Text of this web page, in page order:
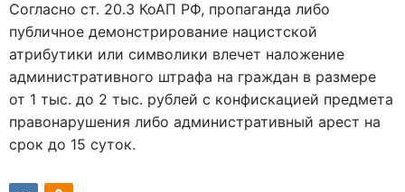
Согласно ст. 20.3 КоАП РФ, пропаганда либо
публичное демонстрирование нацистской
атрибутики или символики влечет наложение
административного штрафа на граждан в размере
от 1 тыс. до 2 тыс. рублей с конфискацией предмета
правонарушения либо административный арест на
срок до 15 суток.